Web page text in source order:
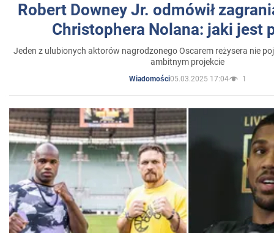
Robert Downey Jr. odmówił
Christophera Nolana: jaki jest
Jeden z ulubionych aktorów nagrodzonego Oscarem reżysera nie
ambitnym projekcie
Wiadomości05.03.2025 17:04 1